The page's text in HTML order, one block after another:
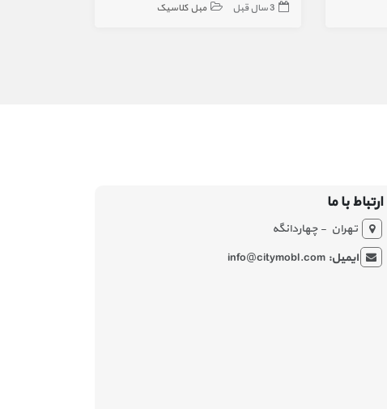
3 سال قبل مبل کلاسیک
ارتباط با ما
تهران - چهاردانگه
ایمیل: info@citymobl.com